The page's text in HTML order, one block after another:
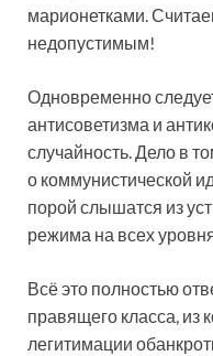
марионетками.
недопустимым!
Одновременно
антисоветизма и
случайность. Дело в
о коммунистической
порой слышатся из
режима на всех
Всё это полностью
правящего класса, из
легитимации